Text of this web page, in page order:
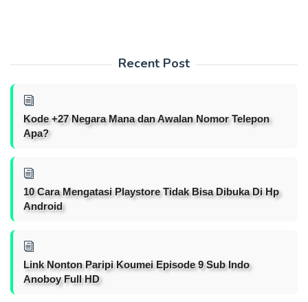
Recent Post
Kode +27 Negara Mana dan Awalan Nomor Telepon
Apa?
10 Cara Mengatasi Playstore Tidak Bisa Dibuka Di Hp
Android
Link Nonton Paripi Koumei Episode 9 Sub Indo
Anoboy Full HD